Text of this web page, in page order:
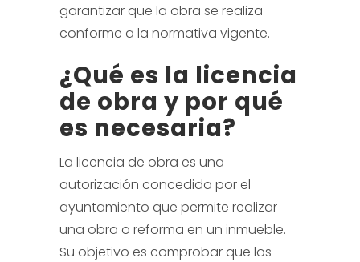
garantizar que la obra se realiza
conforme a la normativa vigente.
¿Qué es la licencia
de obra y por qué
es necesaria?
La licencia de obra es una
autorización concedida por el
ayuntamiento que permite realizar
una obra o reforma en un inmueble.
Su objetivo es comprobar que los